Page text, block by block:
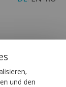
zu.
und den